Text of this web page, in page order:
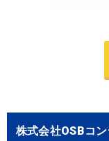
株式会社OSBコ